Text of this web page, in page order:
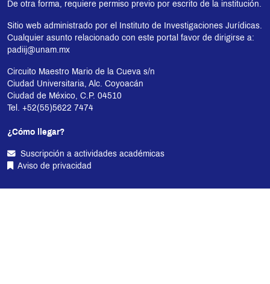
De otra forma, requiere permiso previo por escrito de la institución.
Sitio web administrado por el Instituto de Investigaciones Jurídicas.
Cualquier asunto relacionado con este portal favor de dirigirse a:
padiij@unam.mx
Circuito Maestro Mario de la Cueva s/n
Ciudad Universitaria, Alc. Coyoacán
Ciudad de México, C.P. 04510
Tel. +52(55)5622 7474
¿Cómo llegar?
Suscripción a actividades académicas
Aviso de privacidad